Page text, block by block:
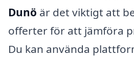
Dunö är det viktigt att
offerter för att jämföra
Du kan använda